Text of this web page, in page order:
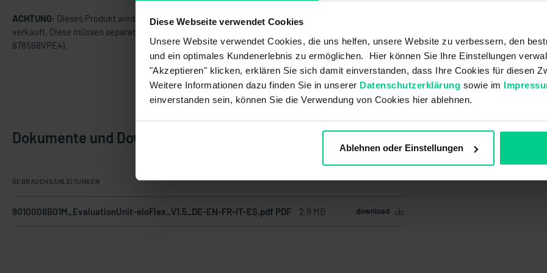
Diese Webseite verwendet Cookies
Unsere Website verwendet Cookies, die uns helfen, unsere Website zu verbessern, den
und ein optimales Kundenerlebnis zu ermöglichen. Hier können Sie Ihre Einstellungen
"Akzeptieren" klicken, erklären Sie sich damit einverstanden, dass Ihre Cookies für diesen
Weitere Informationen dazu finden Sie in unserer Datenschutzerklärung sowie im
einverstanden sein, können Sie die Verwendung von Cookies hier ablehnen.
Ablehnen oder Einstellungen
ACHTUNG: Dieses Produkt wird OHNE Standardklemmen
verkauft. Diese müssen separat gekauft werden (Art.Nr.
878598VPE4).
Dokumente und Downloads
GEBRAUCHSANLEITUNGEN
9010008B01M_EvaluationUnit-eloFlex_V1.5_DE-EN-FR-IT-ES.pdf PDF 2.9 MB download